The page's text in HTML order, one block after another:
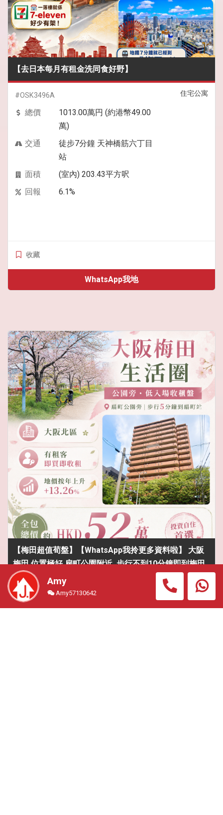
【去日本每月有租金洗同食好野】
住宅公寓
#OSK3496A
總價
1013.00萬円 (約港幣49.00
萬)
交通
徒步7分鐘 天神橋筋六丁目
站
面積
(室內) 203.43平方呎
回報
6.1%
收藏
WhatsApp我地
【梅田超值荀盤】【WhatsApp我拎更多資料啦】 大阪
梅田,位置極好,扇町公園附近, 步行不到10分鐘即到梅田
商圈,行5分到地鐵 【大阪最有價值及升幅最高地段之
一】 總價只係＄52萬港幣
住宅公寓
#OSK3495H
Amy
Amy57130642